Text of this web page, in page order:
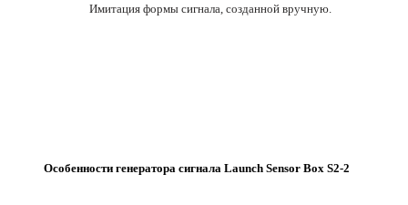
Имитация формы сигнала, созданной вручную.
Особенности генератора сигнала Launch Sensor Box S2-2